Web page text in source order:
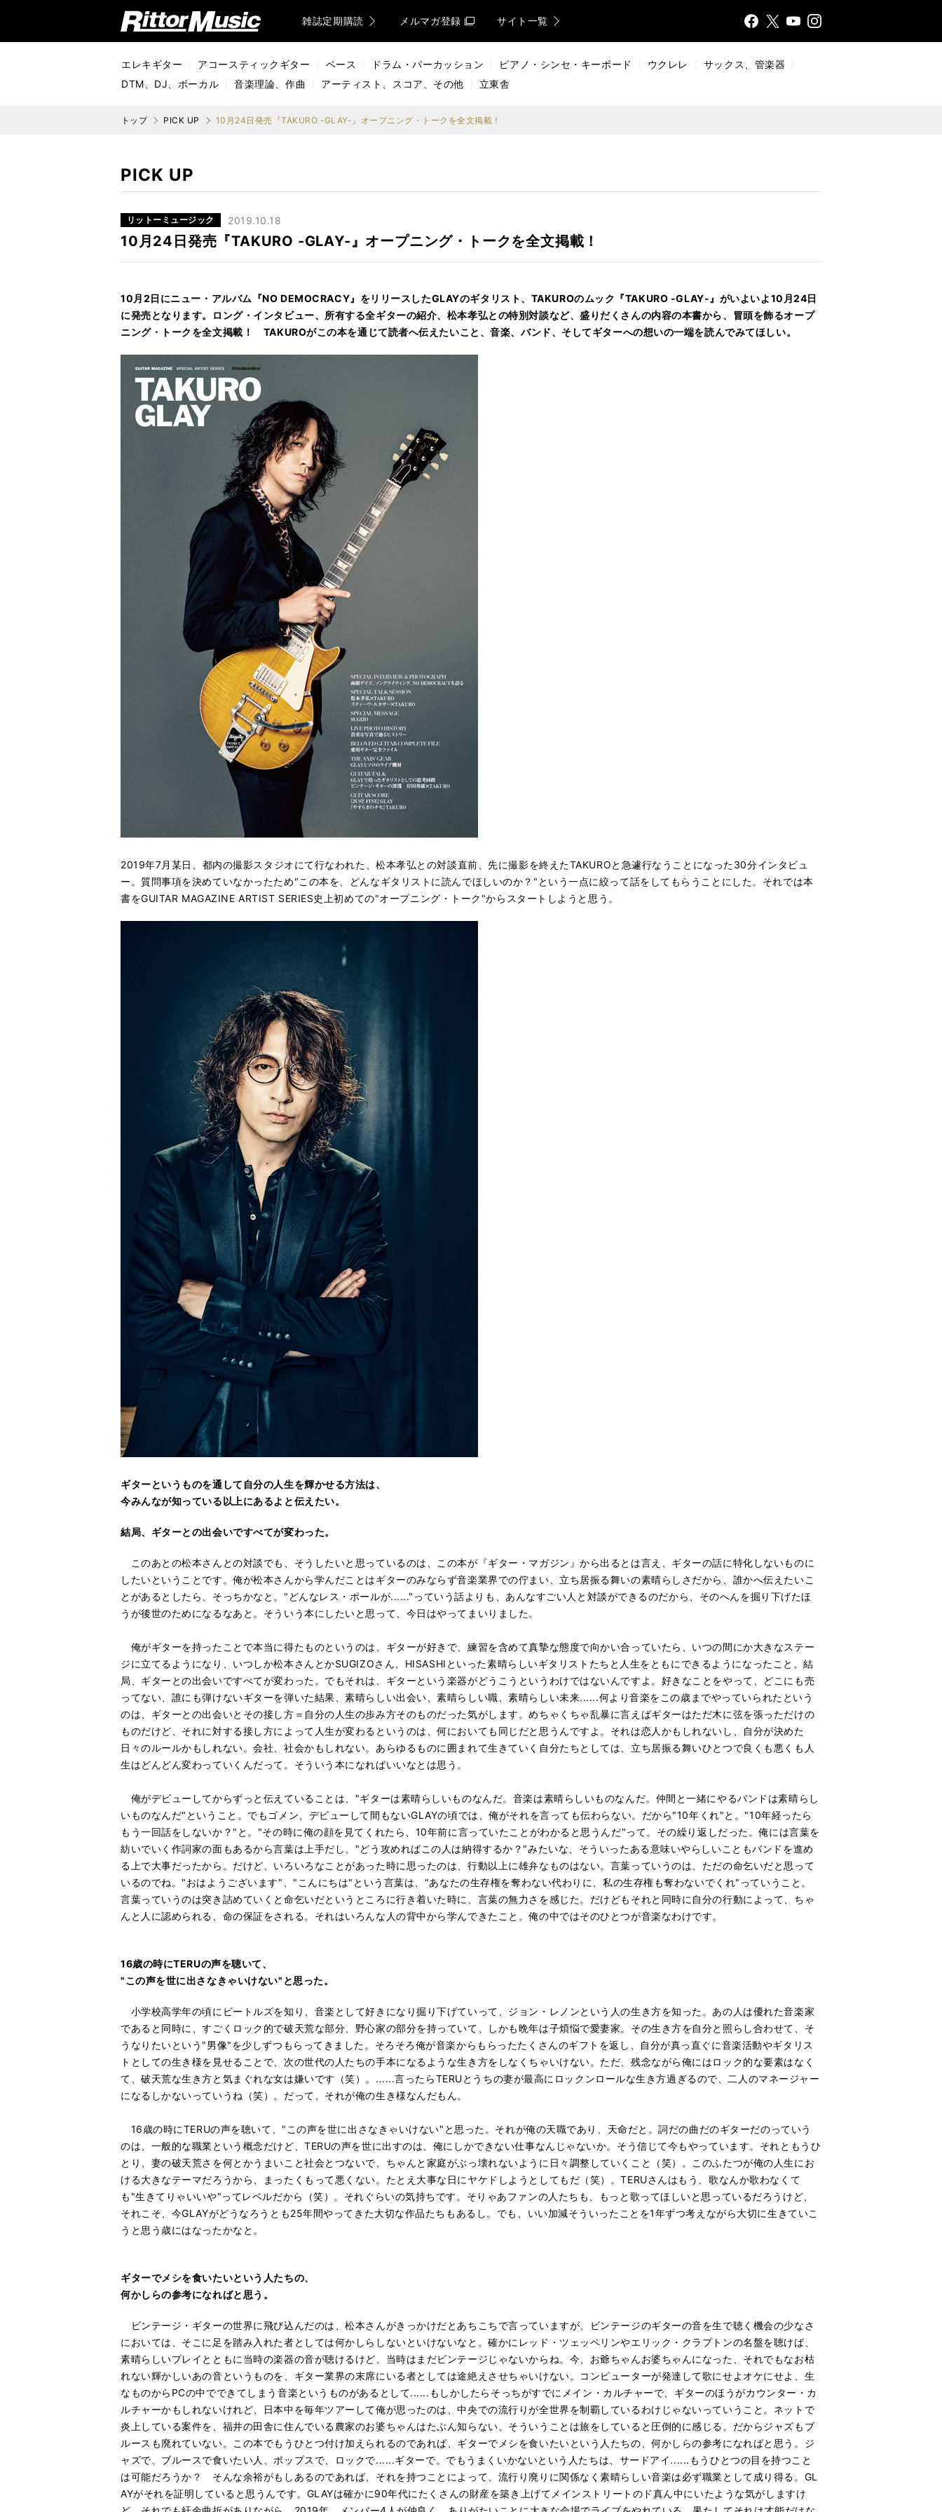
リットーミュージック (Rittor Music) 雑誌定期購読 メルマガ登録 サイト一覧
FaceX
YouTInsta
エレキギター アコースティックギター ベース ドラム・パーカッション ピアノ・シンセ・キーボード ウクレレ
サックス、管楽器
DTM、DJ、ボーカル
音楽理論、作曲 アーティスト、スコア、その他 立東舎
トップ PICK UP 10月24日発売『TAKURO -GLAY-』オープニング・トークを全文掲載！
PICK UP
リットーミュージック 2019.10.18
10月24日発売『TAKURO -GLAY-』オープニング・トークを全文掲載！
10月2日にニュー・アルバム『NO DEMOCRACY』をリリースしたGLAYのギタリスト、TAKUROのムック『TAKURO -GLAY-』がいよいよ10月24日
に発売となります。ロング・インタビュー、所有する全ギターの紹介、松本孝弘との特別対談など、盛りだくさんの内容の本書から、冒頭を飾るオープ
ニング・トークを全文掲載！ TAKUROがこの本を通じて読者へ伝えたいこと、音楽、バンド、そしてギターへの想いの一端を読んでみてほしい。
2019年7月某日、都内の撮影スタジオにて行なわれた、松本孝弘との対談直前、先に撮影を終えたTAKUROと急遽行なうことになった30分インタビュ
ー。質問事項を決めていなかったため"この本を、どんなギタリストに読んでほしいのか？"という一点に絞って話をしてもらうことにした。それでは本
書をGUITAR MAGAZINE ARTIST SERIES史上初めての"オープニング・トーク"からスタートしようと思う。
ギターというものを通して自分の人生を輝かせる方法は、
今みんなが知っている以上にあるよと伝えたい。
結局、ギターとの出会いですべてが変わった。
このあとの松本さんとの対談でも、そうしたいと思っているのは、この本が『ギター・マガジン』から出るとは言え、ギターの話に特化しないものに
したいということです。俺が松本さんから学んだことはギターのみならず音楽業界での佇まい、立ち居振る舞いの素晴らしさだから、誰かへ伝えたいこ
とがあるとしたら、そっちかなと。"どんなレス・ポールが......"っていう話よりも、あんなすごい人と対談ができるのだから、そのへんを掘り下げたほ
うが後世のためになるなあと。そういう本にしたいと思って、今日はやってまいりました。
俺がギターを持ったことで本当に得たものというのは、ギターが好きで、練習を含めて真摯な態度で向かい合っていたら、いつの間にか大きなステー
ジに立てるようになり、いつしか松本さんとかSUGIZOさん、HISASHIといった素晴らしいギタリストたちと人生をともにできるようになったこと。結
局、ギターとの出会いですべてが変わった。でもそれは、ギターという楽器がどうこうというわけではないんですよ。好きなことをやって、どこにも売
ってない、誰にも弾けないギターを弾いた結果、素晴らしい出会い、素晴らしい職、素晴らしい未来......何より音楽をこの歳までやっていられたという
のは、ギターとの出会いとその接し方＝自分の人生の歩み方そのものだった気がします。めちゃくちゃ乱暴に言えばギターはただ木に弦を張っただけの
ものだけど、それに対する接し方によって人生が変わるというのは、何においても同じだと思うんですよ。それは恋人かもしれないし、自分が決めた
日々のルールかもしれない。会社、社会かもしれない。あらゆるものに囲まれて生きていく自分たちとしては、立ち居振る舞いひとつで良くも悪くも人
生はどんどん変わっていくんだって。そういう本になればいいなとは思う。
俺がデビューしてからずっと伝えていることは、"ギターは素晴らしいものなんだ。音楽は素晴らしいものなんだ。仲間と一緒にやるバンドは素晴らし
いものなんだ"ということ。でもゴメン、デビューして間もないGLAYの頃では、俺がそれを言っても伝わらない。だから"10年くれ"と。"10年経ったら
もう一回話をしないか？"と。"その時に俺の顔を見てくれたら、10年前に言っていたことがわかると思うんだ"って。その繰り返しだった。俺には言葉を
紡いでいく作詞家の面もあるから言葉は上手だし、"どう攻めればこの人は納得するか？"みたいな、そういったある意味いやらしいこともバンドを進め
る上で大事だったから。だけど、いろいろなことがあった時に思ったのは、行動以上に雄弁なものはない。言葉っていうのは、ただの命乞いだと思って
いるのでね。"おはようございます"、"こんにちは"という言葉は、"あなたの生存権を奪わない代わりに、私の生存権も奪わないでくれ"っていうこと。
言葉っていうのは突き詰めていくと命乞いだというところに行き着いた時に、言葉の無力さを感じた。だけどもそれと同時に自分の行動によって、ちゃ
んと人に認められる、命の保証をされる。それはいろんな人の背中から学んできたこと。俺の中ではそのひとつが音楽なわけです。
16歳の時にTERUの声を聴いて、
"この声を世に出さなきゃいけない"と思った。
小学校高学年の頃にビートルズを知り、音楽として好きになり掘り下げていって、ジョン・レノンという人の生き方を知った。あの人は優れた音楽家
であると同時に、すごくロック的で破天荒な部分、野心家の部分を持っていて、しかも晩年は子煩悩で愛妻家。その生き方を自分と照らし合わせて、そ
うなりたいという"男像"を少しずつもらってきました。そろそろ俺が音楽からもらったたくさんのギフトを返し、自分が真っ直ぐに音楽活動やギタリス
トとしての生き様を見せることで、次の世代の人たちの手本になるような生き方をしなくちゃいけない。ただ、残念ながら俺にはロック的な要素はなく
て、破天荒な生き方と気まぐれな女は嫌いです（笑）。......言ったらTERUとうちの妻が最高にロックンロールな生き方過ぎるので、二人のマネージャー
になるしかないっていうね（笑）。だって、それが俺の生き様なんだもん。
16歳の時にTERUの声を聴いて、"この声を世に出さなきゃいけない"と思った。それが俺の天職であり、天命だと。詞だの曲だのギターだのっていう
のは、一般的な職業という概念だけど、TERUの声を世に出すのは、俺にしかできない仕事なんじゃないか。そう信じて今もやっています。それともうひ
とり、妻の破天荒さを何とかうまいこと社会とつないで、ちゃんと家庭がぶっ壊れないように日々調整していくこと（笑）。このふたつが俺の人生にお
ける大きなテーマだろうから、まったくもって悪くない。たとえ大事な日にヤケドしようとしてもだ（笑）。TERUさんはもう、歌なんか歌わなくて
も"生きてりゃいいや"ってレベルだから（笑）。それぐらいの気持ちです。そりゃあファンの人たちも、もっと歌ってほしいと思っているだろうけど、
それこそ、今GLAYがどうなろうとも25年間やってきた大切な作品たちもあるし。でも、いい加減そういったことを1年ずつ考えながら大切に生きていこ
うと思う歳にはなったかなと。
ギターでメシを食いたいという人たちの、
何かしらの参考になればと思う。
ビンテージ・ギターの世界に飛び込んだのは、松本さんがきっかけだとあちこちで言っていますが、ビンテージのギターの音を生で聴く機会の少なさ
においては、そこに足を踏み入れた者としては何かしらしないといけないなと。確かにレッド・ツェッペリンやエリック・クラプトンの名盤を聴けば、
素晴らしいプレイとともに当時の楽器の音が聴けるけど、当時はまだビンテージじゃないからね。今、お爺ちゃんお婆ちゃんになった、それでもなお枯
れない輝かしいあの音というものを、ギター業界の末席にいる者としては途絶えさせちゃいけない。コンピューターが発達して歌にせよオケにせよ、生
なものからPCの中でできてしまう音楽というものがあるとして......もしかしたらそっちがすでにメイン・カルチャーで、ギターのほうがカウンター・カ
ルチャーかもしれないけれど、日本中を毎年ツアーして俺が思ったのは、中央での流行りが全世界を制覇しているわけじゃないっていうこと。ネットで
炎上している案件を、福井の田舎に住んでいる農家のお婆ちゃんはたぶん知らない。そういうことは旅をしていると圧倒的に感じる。だからジャズもブ
ルースも廃れていない。この本でもうひとつ付け加えられるのであれば、ギターでメシを食いたいという人たちの、何かしらの参考になればと思う。ジ
ャズで、ブルースで食いたい人、ポップスで、ロックで......ギターで。でもうまくいかないという人たちは、サードアイ......もうひとつの目を持つこと
は可能だろうか？ そんな余裕がもしあるのであれば、それを持つことによって、流行り廃りに関係なく素晴らしい音楽は必ず職業として成り得る。GL
AYがそれを証明していると思うんです。GLAYは確かに90年代にたくさんの財産を築き上げてメインストリートのド真ん中にいたような気がしますけ